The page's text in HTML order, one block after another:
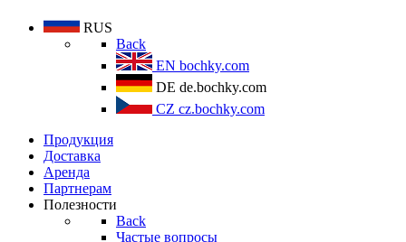
RUS
Back
EN bochky.com
DE de.bochky.com
CZ cz.bochky.com
Продукция
Доставка
Аренда
Партнерам
Полезности
Back
Частые вопросы